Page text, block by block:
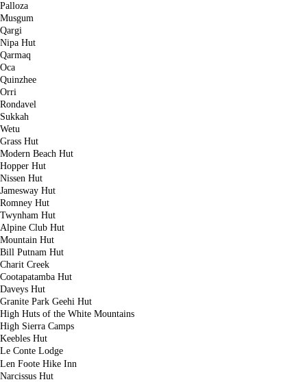
Palloza
Musgum
Qargi
Nipa Hut
Qarmaq
Oca
Quinzhee
Orri
Rondavel
Sukkah
Wetu
Grass Hut
Modern Beach Hut
Hopper Hut
Nissen Hut
Jamesway Hut
Romney Hut
Twynham Hut
Alpine Club Hut
Mountain Hut
Bill Putnam Hut
Charit Creek
Cootapatamba Hut
Daveys Hut
Granite Park Geehi Hut
High Huts of the White Mountains
High Sierra Camps
Keebles Hut
Le Conte Lodge
Len Foote Hike Inn
Narcissus Hut